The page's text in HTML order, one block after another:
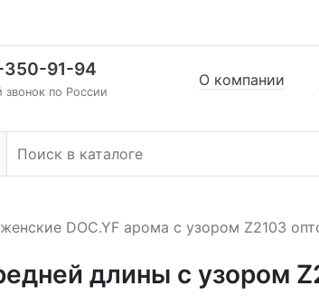
91-94
звонок по России
О компании
DOC.YF арома с узором Z2103
длины с узором